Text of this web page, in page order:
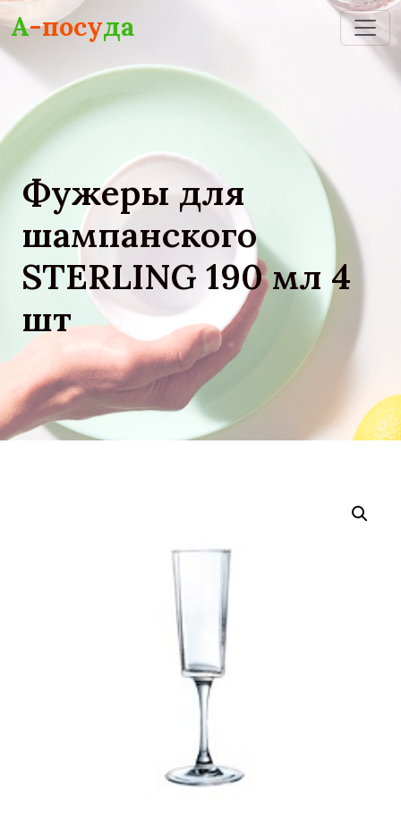
Skip to main content
А-посуда
Фужеры для
шампанского
STERLING 190 мл 4
шт